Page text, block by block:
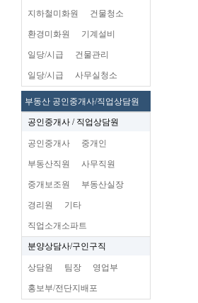
지하철미화원 건물청소
환경미화원 기계설비
일당/시급 건물관리
일당/시급 사무실청소
부동산 공인중개사/직업상담원
공인중개사 / 직업상담원
공인중개사 중개인
부동산직원 사무직원
중개보조원 부동산실장
경리원 기타
직업소개소파트
분양상담사/구인구직
상담원 팀장 영업부
홍보부/전단지배포